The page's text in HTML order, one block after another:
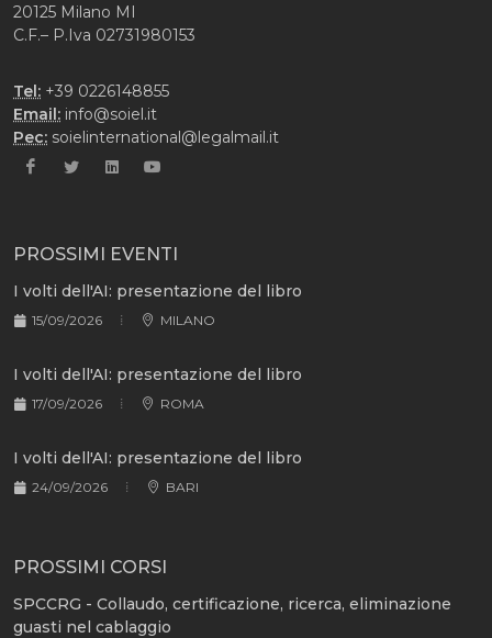
20125 Milano MI
C.F.– P.Iva 02731980153
Tel: +39 0226148855
Email: info@soiel.it
Pec: soielinternational@legalmail.it
PROSSIMI EVENTI
I volti dell'AI: presentazione del libro
15/09/2026 MILANO
I volti dell'AI: presentazione del libro
17/09/2026 ROMA
I volti dell'AI: presentazione del libro
24/09/2026 BARI
PROSSIMI CORSI
SPCCRG - Collaudo, certificazione, ricerca, eliminazione
guasti nel cablaggio